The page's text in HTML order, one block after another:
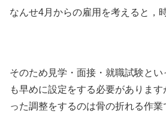
なんせ4月からの雇用を考えると，
そのため見学・面接・就職試験と
も早めに設定をする必要がありま
った調整をするのは骨の折れる作業